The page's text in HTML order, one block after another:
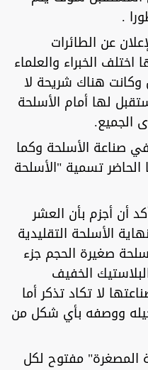
.
عن الطائرات
الخبراء والعلماء
هناك شريحة لا
لها أمام الأسلحة
الجميع.
صناعة الأسلحة وكما
تسمية "الأسلحة
أن أجزم بأن العشر
الأسلحة التقليدية
صغيرة الحجم جزء
الخفيف
لا تكاد تذكر أما
ووصفه بأي شكل من
المصغرة" مفتوح لكل